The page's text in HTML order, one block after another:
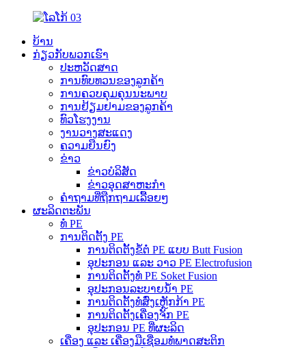
ບ້ານ
ກ່ຽວກັບພວກເຮົາ
ປະຫວັດສາດ
ການທົບທວນຂອງລູກຄ້າ
ການຄວບຄຸມຄຸນນະພາບ
ການຢ້ຽມຢາມຂອງລູກຄ້າ
ທົວໂຮງງານ
ງານວາງສະແດງ
ຄວາມຍືນຍົງ
ຂ່າວ
ຂ່າວບໍລິສັດ
ຂ່າວອຸດສາຫະກຳ
ຄຳຖາມທີ່ຖືກຖາມເລື້ອຍໆ
ຜະລິດຕະພັນ
ທໍ່ PE
ການຕິດຕັ້ງ PE
ການຕິດຕັ້ງຂໍ້ຕໍ່ PE ແບບ Butt Fusion
ອຸປະກອນ ແລະ ວາວ PE Electrofusion
ການຕິດຕັ້ງທໍ່ PE Soket Fusion
ອຸປະກອນລະບາຍນ້ຳ PE
ການຕິດຕັ້ງທໍ່ສົ່ງເຫຼັກກ້າ PE
ການຕິດຕັ້ງເຄື່ອງຈັກ PE
ອຸປະກອນ PE ທີ່ຜະລິດ
ເຄື່ອງ ແລະ ເຄື່ອງມືເຊື່ອມທໍ່ພາດສະຕິກ